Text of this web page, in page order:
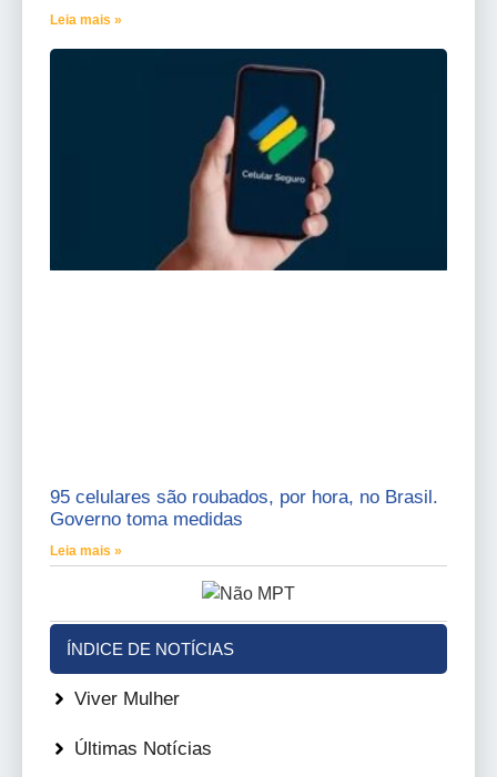
Leia mais »
95 celulares são roubados, por hora, no Brasil.
Governo toma medidas
Leia mais »
ÍNDICE DE NOTÍCIAS
Viver Mulher
Últimas Notícias